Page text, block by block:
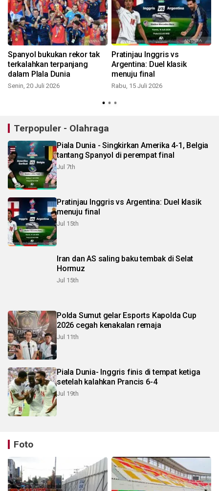
Spanyol bukukan rekor tak
terkalahkan terpanjang
dalam PIala Dunia
Senin, 20 Juli 2026
Pratinjau Inggris vs
Argentina: Duel klasik
menuju final
Rabu, 15 Juli 2026
Terpopuler - Olahraga
Piala Dunia - Singkirkan Amerika 4-1, Belgia
tantang Spanyol di perempat final
Jul 7th
Pratinjau Inggris vs Argentina: Duel klasik
menuju final
Jul 15th
Iran dan AS saling baku tembak di Selat
Hormuz
Jul 15th
Polda Sumut gelar Esports Kapolda Cup
2026 cegah kenakalan remaja
Jul 11th
Piala Dunia- Inggris finis di tempat ketiga
setelah kalahkan Prancis 6-4
Jul 19th
Foto